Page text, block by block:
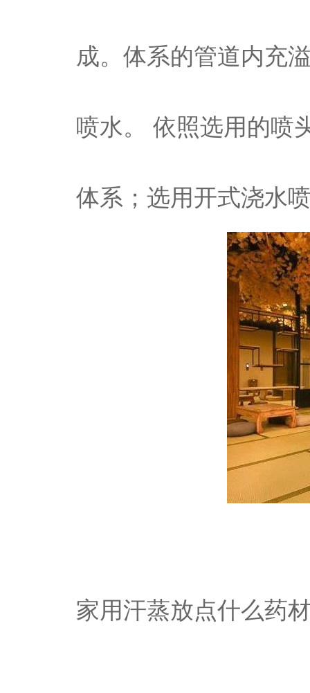
成。体系的管道内充
喷水。 依照选用的喷
体系；选用开式浇水
家用汗蒸放点什么药